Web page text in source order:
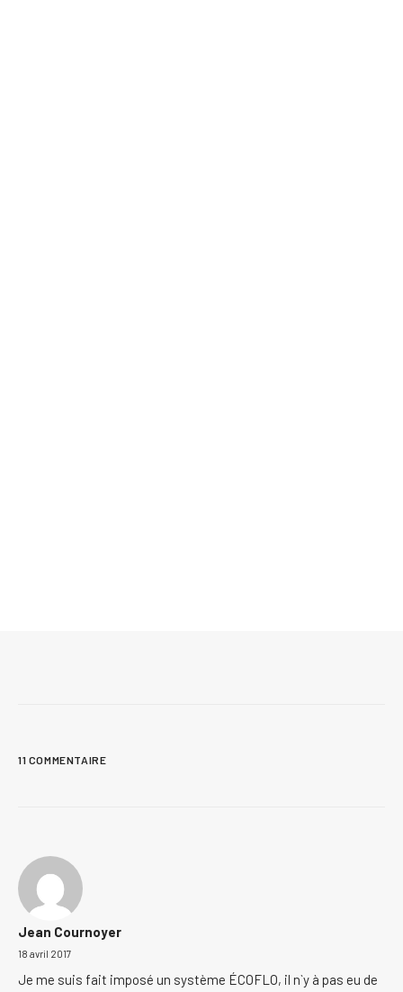
11 COMMENTAIRE
Jean Cournoyer
18 avril 2017
Je me suis fait imposé un système ÉCOFLO, il n`y à pas eu de